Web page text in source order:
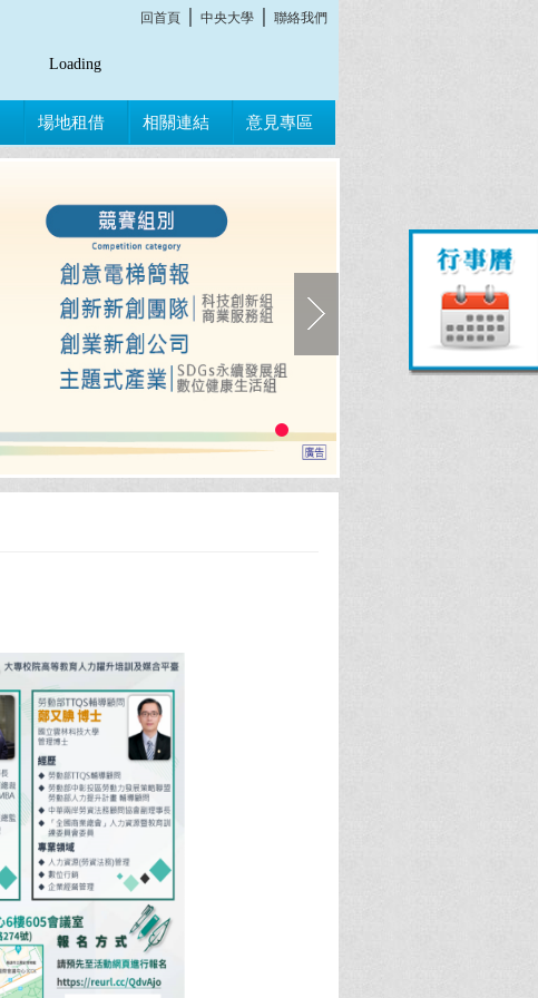
回首頁│ 中央大學│ 聯絡我們
Loading
場地租借 相關連結 意見專區